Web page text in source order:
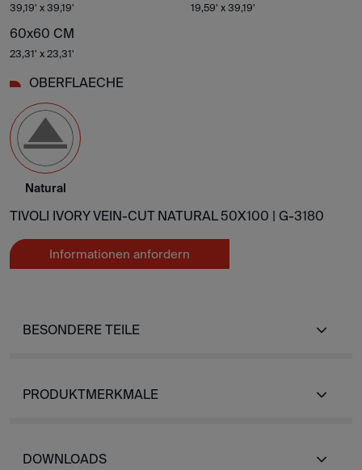
39,19' x 39,19' 19,59' x 39,19'
60x60 CM
23,31' x 23,31'
OBERFLAECHE
Natural
TIVOLI IVORY VEIN-CUT NATURAL 50X100 | G-3180
Informationen anfordern
BESONDERE TEILE
PRODUKTMERKMALE
DOWNLOADS